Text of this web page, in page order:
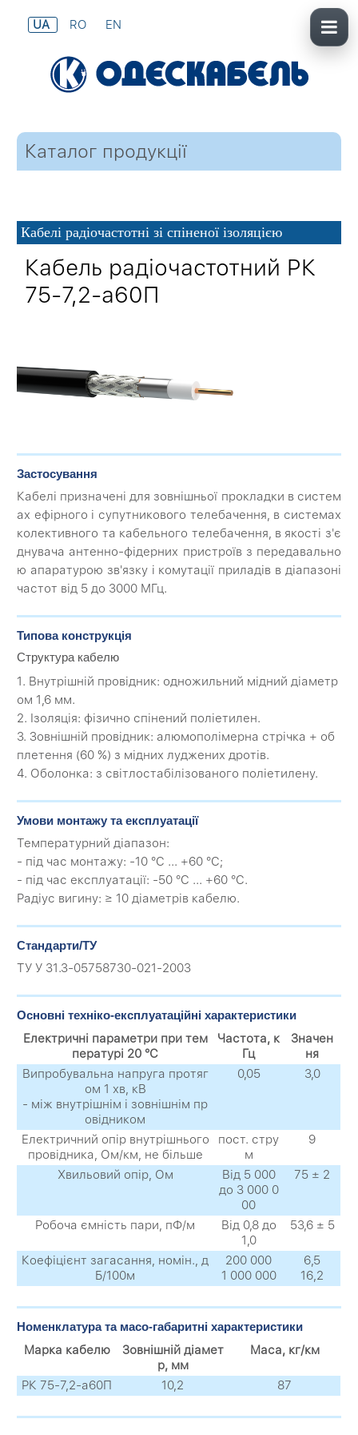
UA RO EN
Каталог продукції
Кабелі радіочастотні зі спіненої ізоляцією
Кабель радіочастотний РК
75-7,2-а60П
Застосування
Кабелі призначені для зовнішньої прокладки в систем
ах ефірного і супутникового телебачення, в системах
колективного та кабельного телебачення, в якості з'є
днувача антенно-фідерних пристроїв з передавально
ю апаратурою зв'язку і комутації приладів в діапазоні
частот від 5 до 3000 МГц.
Типова конструкція
Структура кабелю
1. Внутрішній провідник: одножильний мідний діаметр
ом 1,6 мм.
2. Ізоляція: фізично спінений поліетилен.
3. Зовнішній провідник: алюмополімерна стрічка + об
плетення (60 %) з мідних луджених дротів.
4. Оболонка: з світлостабілізованого поліетилену.
Умови монтажу та експлуатації
Температурний діапазон:
- під час монтажу: -10 °C ... +60 °C;
- під час експлуатації: -50 °C ... +60 °C.
Радіус вигину: ≥ 10 діаметрів кабелю.
Стандарти/ТУ
ТУ У 31.3-05758730-021-2003
Основні техніко-експлуатаційні характеристики
Електричні параметри при тем
пературі 20 °C
Частота, к
Гц
Значен
ня
Випробувальна напруга протяг
ом 1 хв, кВ
- між внутрішнім і зовнішнім пр
овідником
0,05 3,0
Електричний опір внутрішнього
провідника, Ом/км, не більше
пост. стру
м
9
Хвильовий опір, Ом
Від 5 000
до 3 000 0
00
75 ± 2
Робоча ємність пари, пФ/м
Від 0,8 до
1,0
53,6 ± 5
Коефіцієнт загасання, номін., д
Б/100м
200 000
1 000 000
6,5
16,2
Номенклатура та масо-габаритні характеристики
Марка кабелю
Зовнішній діамет
р, мм
Маса, кг/км
РК 75-7,2-а60П 10,2 87